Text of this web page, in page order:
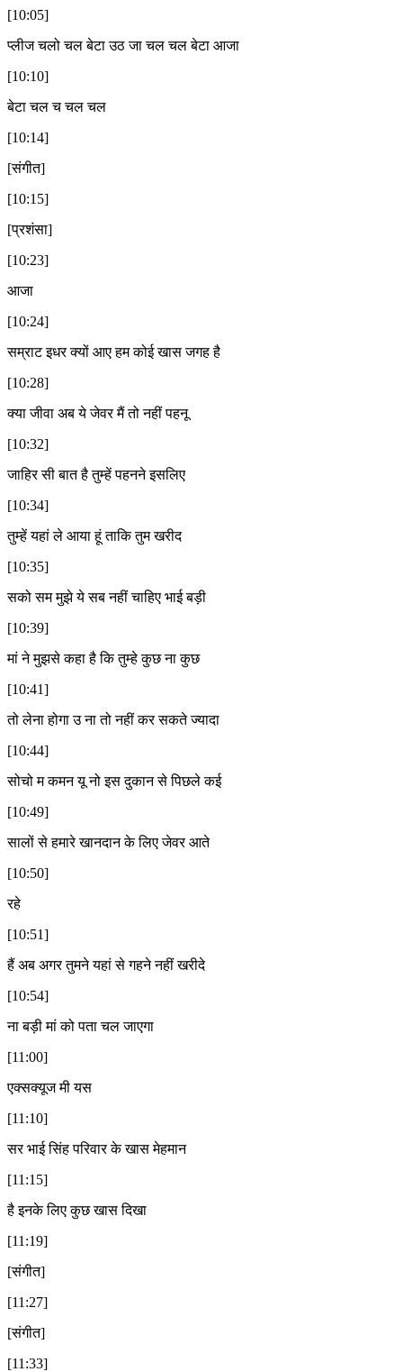
[10:05]
प्लीज चलो चल बेटा उठ जा चल चल बेटा आजा
[10:10]
बेटा चल च चल चल
[10:14]
[संगीत]
[10:15]
[प्रशंसा]
[10:23]
आजा
[10:24]
सम्राट इधर क्यों आए हम कोई खास जगह है
[10:28]
क्या जीवा अब ये जेवर मैं तो नहीं पहनू
[10:32]
जाहिर सी बात है तुम्हें पहनने इसलिए
[10:34]
तुम्हें यहां ले आया हूं ताकि तुम खरीद
[10:35]
सको सम मुझे ये सब नहीं चाहिए भाई बड़ी
[10:39]
मां ने मुझसे कहा है कि तुम्हे कुछ ना कुछ
[10:41]
तो लेना होगा उ ना तो नहीं कर सकते ज्यादा
[10:44]
सोचो म कमन यू नो इस दुकान से पिछले कई
[10:49]
सालों से हमारे खानदान के लिए जेवर आते
[10:50]
रहे
[10:51]
हैं अब अगर तुमने यहां से गहने नहीं खरीदे
[10:54]
ना बड़ी मां को पता चल जाएगा
[11:00]
एक्सक्यूज मी यस
[11:10]
सर भाई सिंह परिवार के खास मेहमान
[11:15]
है इनके लिए कुछ खास दिखा
[11:19]
[संगीत]
[11:27]
[संगीत]
[11:33]